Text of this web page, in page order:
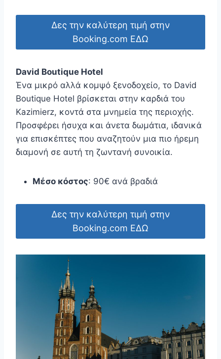
Δες την καλύτερη τιμή στην
Booking.com ΕΔΩ
David Boutique Hotel
Ένα μικρό αλλά κομψό ξενοδοχείο, το David
Boutique Hotel βρίσκεται στην καρδιά του
Kazimierz, κοντά στα μνημεία της περιοχής.
Προσφέρει ήσυχα και άνετα δωμάτια, ιδανικά
για επισκέπτες που αναζητούν μια πιο ήρεμη
διαμονή σε αυτή τη ζωντανή συνοικία.
Μέσο κόστος: 90€ ανά βραδιά
Δες την καλύτερη τιμή στην
Booking.com ΕΔΩ